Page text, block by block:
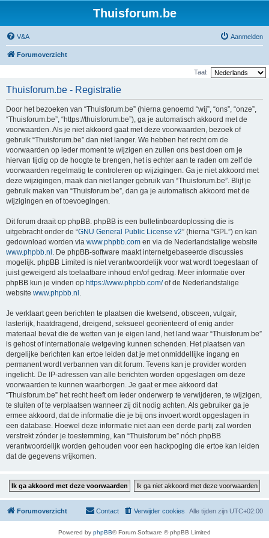
Thuisforum.be
V&A Aanmelden
Forumoverzicht
Taal:
Thuisforum.be - Registratie
Door het bezoeken van “Thuisforum.be” (hierna genoemd “wij”, “ons”, “onze”,
“Thuisforum.be”, “https://thuisforum.be”), ga je automatisch akkoord met de
voorwaarden. Als je niet akkoord gaat met deze voorwaarden, bezoek of
gebruik “Thuisforum.be” dan niet langer. We hebben het recht om de
voorwaarden op ieder moment te wijzigen en zullen ons best doen om je
hiervan tijdig op de hoogte te brengen, het is echter aan te raden om zelf de
voorwaarden regelmatig te controleren op wijzigingen. Ga je niet akkoord met
deze wijzigingen, maak dan niet langer gebruik van “Thuisforum.be”. Blijf je
gebruik maken van “Thuisforum.be”, dan ga je automatisch akkoord met de
wijzigingen en of toevoegingen.
Dit forum draait op phpBB. phpBB is een bulletinboardoplossing die is
uitgebracht onder de “GNU General Public License v2” (hierna “GPL”) en kan
gedownload worden via www.phpbb.com en via de Nederlandstalige website
www.phpbb.nl . De phpBB-software maakt internetgebaseerde discussies
mogelijk. phpBB Limited is niet verantwoordelijk voor wat wordt toegestaan of
juist geweigerd als toelaatbare inhoud en/of gedrag. Meer informatie over
phpBB kun je vinden op https://www.phpbb.com/of de Nederlandstalige
website www.phpbb.nl .
Je verklaart geen berichten te plaatsen die kwetsend, obsceen, vulgair,
lasterlijk, haatdragend, dreigend, seksueel georiënteerd of enig ander
materiaal bevat die de wetten van je eigen land, het land waar “Thuisforum.be”
is gehost of internationale wetgeving kunnen schenden. Het plaatsen van
dergelijke berichten kan ertoe leiden dat je met onmiddellijke ingang en
permanent wordt verbannen van dit forum. Tevens kan je provider worden
ingelicht. De IP-adressen van alle berichten worden opgeslagen om deze
voorwaarden te kunnen waarborgen. Je gaat er mee akkoord dat
“Thuisforum.be” het recht heeft om ieder onderwerp te verwijderen, te wijzigen,
te sluiten of te verplaatsen wanneer zij dit nodig achten. Als gebruiker ga je
ermee akkoord, dat de informatie die je bij ons invoert wordt opgeslagen in
een database. Hoewel deze informatie niet aan een derde partij zal worden
verstrekt zónder je toestemming, kan “Thuisforum.be” nóch phpBB
verantwoordelijk worden gehouden voor een hackpoging die ertoe kan leiden
dat de gegevens vrijkomen.
Forumoverzicht Alle tijden zijn UTC+02:00
Verwijder cookies
Contact
Powered by phpBB® Forum Software © phpBB Limited